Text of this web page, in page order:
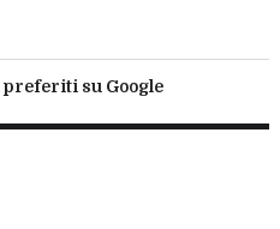
su Google